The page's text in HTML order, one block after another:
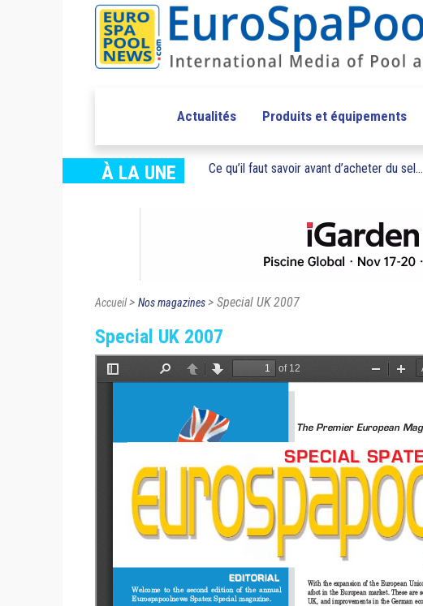
Actualités Produits et équipements
À LA UNE Ce qu’il faut savoir avant d’acheter du sel...
Accueil> Nos magazines> Special UK 2007
Special UK 2007